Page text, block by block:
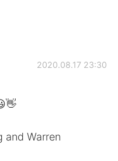
2020.08.17 23:30
and Warren